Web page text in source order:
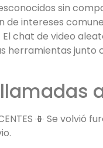
sin
intereses
chat de video
herramientas junto
📳 Se